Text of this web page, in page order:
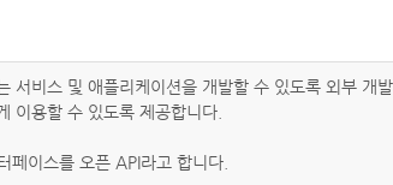
비스 및 애플리케이션을 개발할 수 있도록 외부 개
이용할 수 있도록 제공합니다.
페이스를 오픈 API라고 합니다.